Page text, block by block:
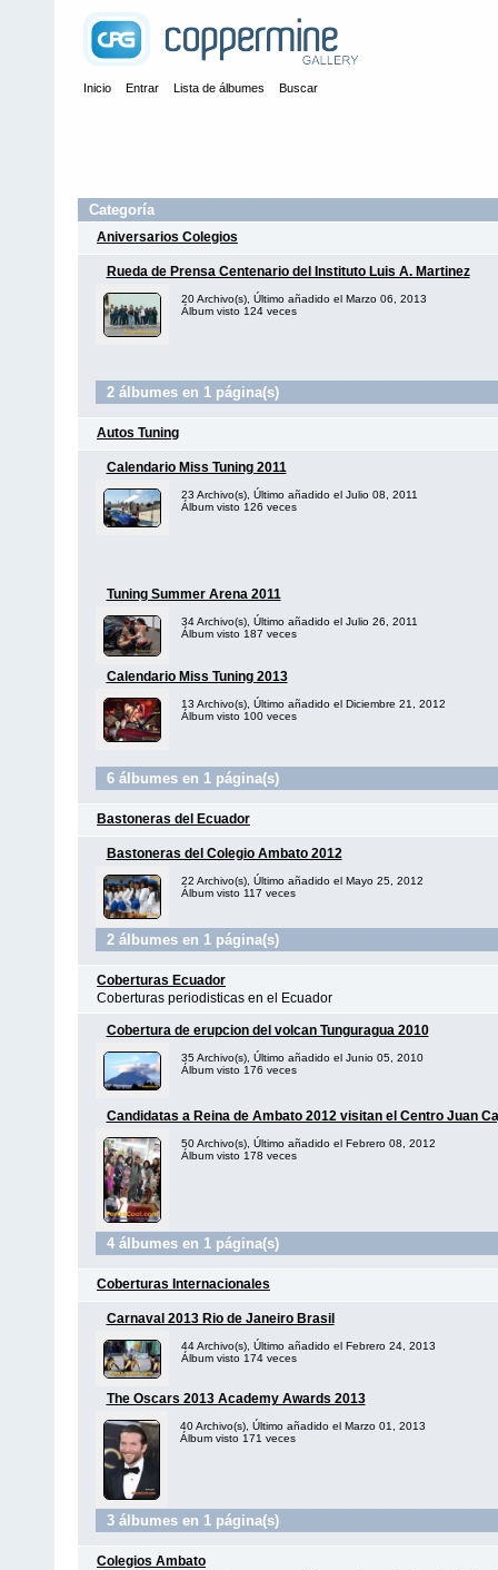
Inicio Entrar Lista de álbumes Buscar
Categoría
Aniversarios Colegios
Rueda de Prensa Centenario del Instituto Luis A. Martinez
20 Archivo(s), Último añadido el Marzo 06, 2013
Álbum visto 124 veces
2 álbumes en 1 página(s)
Autos Tuning
Calendario Miss Tuning 2011
23 Archivo(s), Último añadido el Julio 08, 2011
Álbum visto 126 veces
Tuning Summer Arena 2011
34 Archivo(s), Último añadido el Julio 26, 2011
Álbum visto 187 veces
Calendario Miss Tuning 2013
13 Archivo(s), Último añadido el Diciembre 21, 2012
Álbum visto 100 veces
6 álbumes en 1 página(s)
Bastoneras del Ecuador
Bastoneras del Colegio Ambato 2012
22 Archivo(s), Último añadido el Mayo 25, 2012
Álbum visto 117 veces
2 álbumes en 1 página(s)
Coberturas Ecuador
Coberturas periodisticas en el Ecuador
Cobertura de erupcion del volcan Tunguragua 2010
35 Archivo(s), Último añadido el Junio 05, 2010
Álbum visto 176 veces
Candidatas a Reina de Ambato 2012 visitan el Centro Juan
50 Archivo(s), Último añadido el Febrero 08, 2012
Álbum visto 178 veces
4 álbumes en 1 página(s)
Coberturas Internacionales
Carnaval 2013 Rio de Janeiro Brasil
44 Archivo(s), Último añadido el Febrero 24, 2013
Álbum visto 174 veces
The Oscars 2013 Academy Awards 2013
40 Archivo(s), Último añadido el Marzo 01, 2013
Álbum visto 171 veces
3 álbumes en 1 página(s)
Colegios Ambato